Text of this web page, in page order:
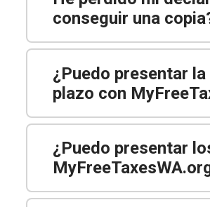
conseguir una
¿Puedo presentar
plazo con
¿Puedo presentar